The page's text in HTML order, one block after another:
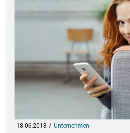
18.06.2018 Unternehmen